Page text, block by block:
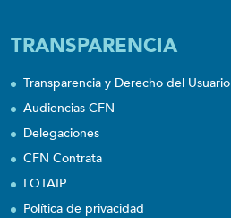
TRANSPARENCIA
Transparencia y Derecho del Usuario
Audiencias CFN
Delegaciones
CFN Contrata
LOTAIP
Política de privacidad